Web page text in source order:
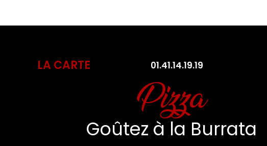
LA CARTE 01.41.14.19.19
Pasta Fresca
Des Pasta aussi fraîches